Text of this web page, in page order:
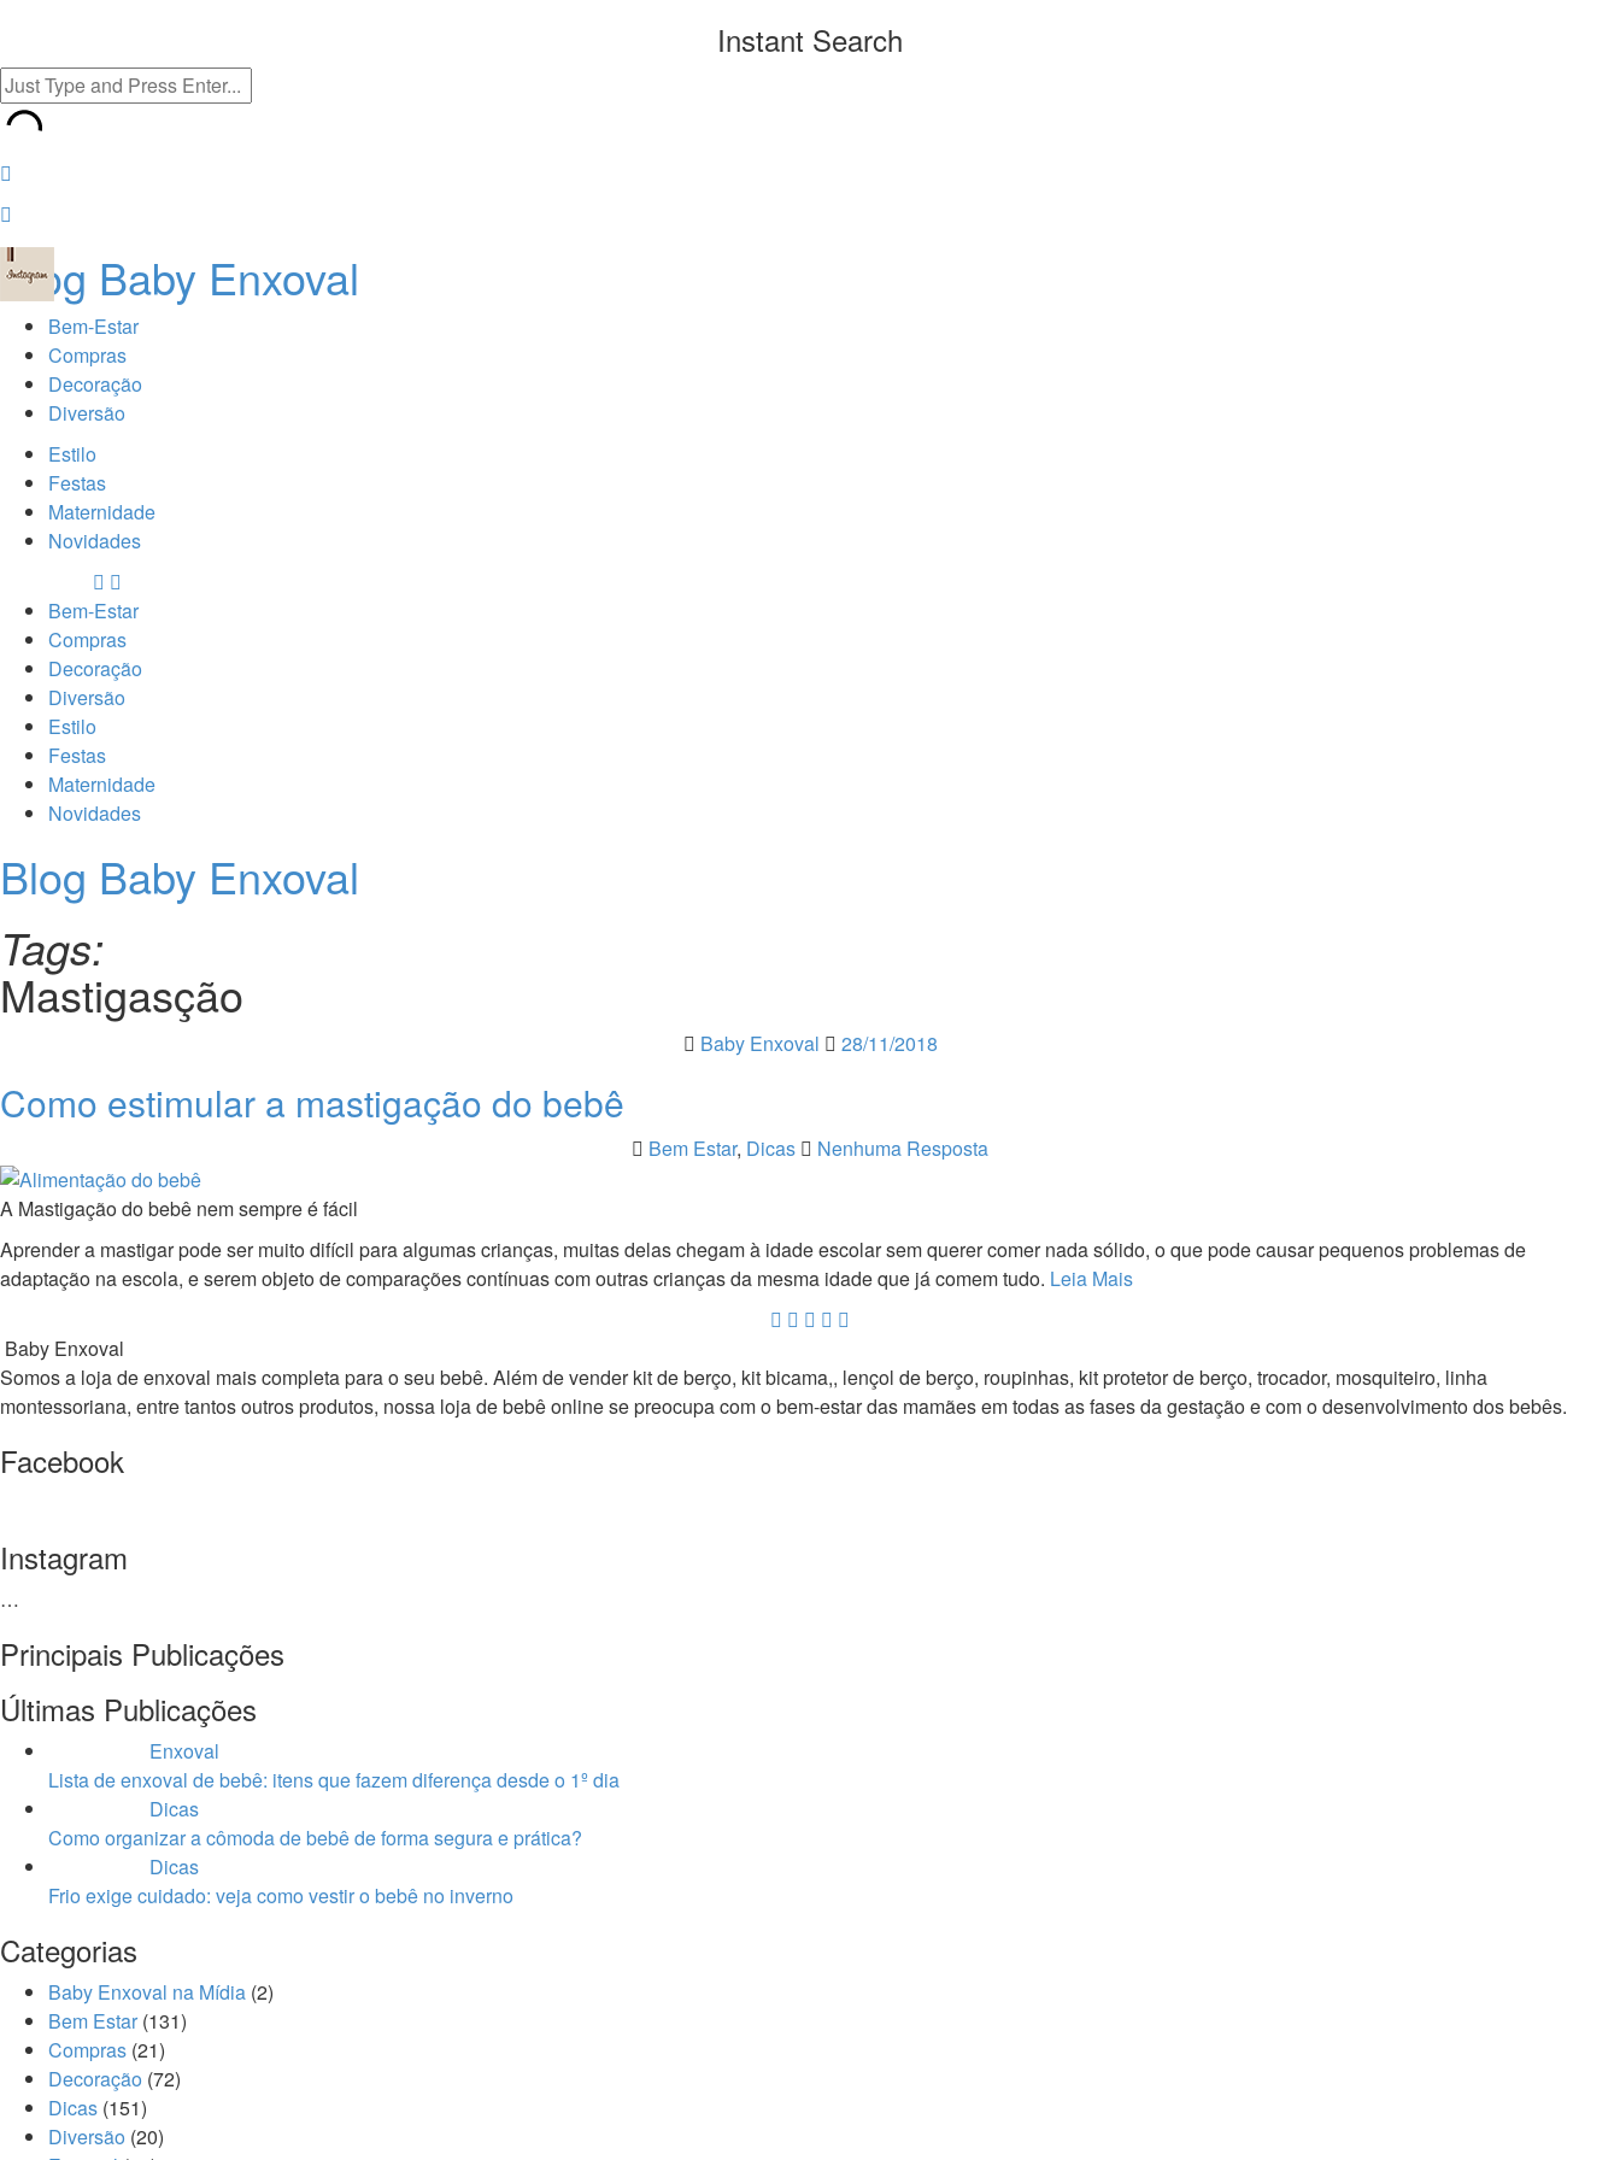
Instant Search
Blog Baby Enxoval
Bem-Estar
Compras
Decoração
Diversão
Estilo
Festas
Maternidade
Novidades
Bem-Estar
Compras
Decoração
Diversão
Estilo
Festas
Maternidade
Novidades
Blog Baby Enxoval
Tags:
Mastigasção
Baby Enxoval 28/11/2018
Como estimular a mastigação do bebê
Bem Estar, Dicas Nenhuma Resposta
A Mastigação do bebê nem sempre é fácil
Aprender a mastigar pode ser muito difícil para algumas crianças, muitas delas chegam à idade escolar sem querer comer nada sólido, o que pode causar pequenos problemas de
adaptação na escola, e serem objeto de comparações contínuas com outras crianças da mesma idade que já comem tudo. Leia Mais
Baby Enxoval
Somos a loja de enxoval mais completa para o seu bebê. Além de vender kit de berço, kit bicama,, lençol de berço, roupinhas, kit protetor de berço, trocador, mosquiteiro, linha
montessoriana, entre tantos outros produtos, nossa loja de bebê online se preocupa com o bem-estar das mamães em todas as fases da gestação e com o desenvolvimento dos bebês.
Facebook
Instagram
…
Principais Publicações
Últimas Publicações
Enxoval
Lista de enxoval de bebê: itens que fazem diferença desde o 1º dia
Dicas
Como organizar a cômoda de bebê de forma segura e prática?
Dicas
Frio exige cuidado: veja como vestir o bebê no inverno
Categorias
Baby Enxoval na Mídia (2)
Bem Estar (131)
Compras (21)
Decoração (72)
Dicas (151)
Diversão (20)